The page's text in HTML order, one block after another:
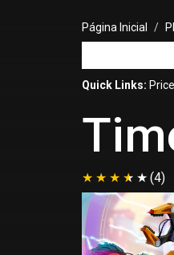
Página Inicial
Quick Links:
(4)